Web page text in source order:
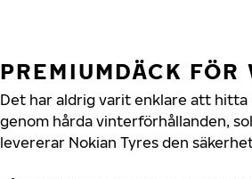
PREMIUMDÄCK
Det har aldrig varit enklare att
genom hårda vinterförhållanden,
levererar Nokian Tyres den